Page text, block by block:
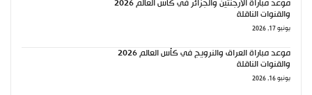
موعد مباراة الأرجنتين والجزائر في كأس العالم 2026
والقنوات الناقلة
يونيو 17, 2026
موعد مباراة العراق والنرويج في كأس العالم 2026
والقنوات الناقلة
يونيو 16, 2026